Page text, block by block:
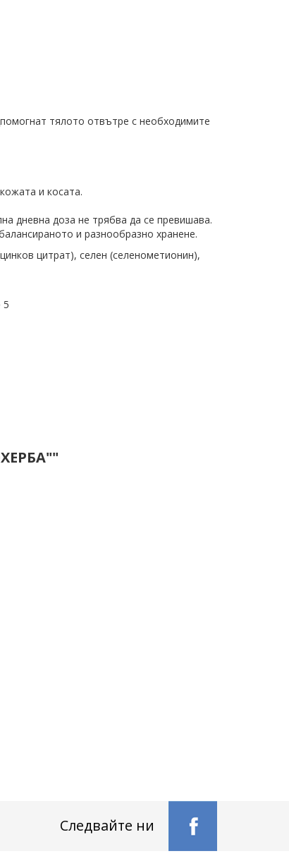
тялото отвътре с необходимите
и косата.
дневна доза не трябва да се превишава.
и разнообразно хранене.
цитрат), селен (селенометионин),
5
Следвайте ни